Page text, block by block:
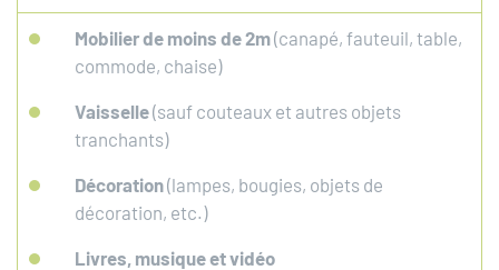
Mobilier de moins de 2m(canapé, fauteuil, table,
commode, chaise)
Vaisselle(sauf couteaux et autres objets
tranchants)
Décoration(lampes, bougies, objets de
décoration, etc.)
Livres, musique et vidéo